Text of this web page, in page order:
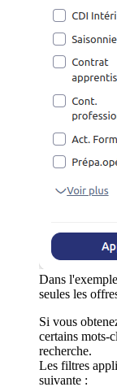
Dans
seules les
Si vous
certains mots-
recherche.
Les filtres
suivante :